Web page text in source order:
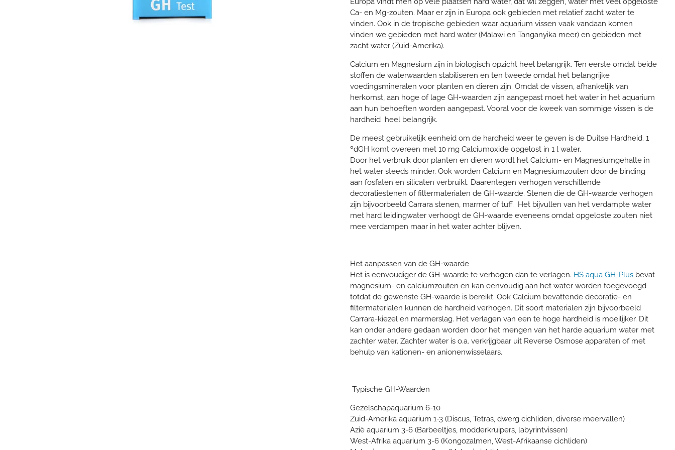
Ca- en Mg-zouten. Maar er zijn in Europa ook gebieden met relatief zacht water te
vinden. Ook in de tropische gebieden waar aquarium vissen vaak vandaan komen
vinden we gebieden met hard water (Malawi en Tanganyika meer) en gebieden met
zacht water (Zuid-Amerika).
Calcium en Magnesium zijn in biologisch opzicht heel belangrijk. Ten eerste omdat beide
stoffen de waterwaarden stabiliseren en ten tweede omdat het belangrijke
voedingsmineralen voor planten en dieren zijn. Omdat de vissen, afhankelijk van
herkomst, aan hoge of lage GH-waarden zijn aangepast moet het water in het aquarium
aan hun behoeften worden aangepast. Vooral voor de kweek van sommige vissen is de
hardheid heel belangrijk.
De meest gebruikelijk eenheid om de hardheid weer te geven is de Duitse Hardheid. 1
ºdGH komt overeen met 10 mg Calciumoxide opgelost in 1 l water.
Door het verbruik door planten en dieren wordt het Calcium- en Magnesiumgehalte in
het water steeds minder. Ook worden Calcium en Magnesiumzouten door de binding
aan fosfaten en silicaten verbruikt. Daarentegen verhogen verschillende
decoratiestenen of filtermaterialen de GH-waarde. Stenen die de GH-waarde verhogen
zijn bijvoorbeeld Carrara stenen, marmer of tuff. Het bijvullen van het verdampte water
met hard leidingwater verhoogt de GH-waarde eveneens omdat opgeloste zouten niet
mee verdampen maar in het water achter blijven.
Het aanpassen van de GH-waarde
Het is eenvoudiger de GH-waarde te verhogen dan te verlagen. HS aqua GH-Plus bevat
magnesium- en calciumzouten en kan eenvoudig aan het water worden toegevoegd
totdat de gewenste GH-waarde is bereikt. Ook Calcium bevattende decoratie- en
filtermaterialen kunnen de hardheid verhogen. Dit soort materialen zijn bijvoorbeeld
Carrara-kiezel en marmerslag. Het verlagen van een te hoge hardheid is moeilijker. Dit
kan onder andere gedaan worden door het mengen van het harde aquarium water met
zachter water. Zachter water is o.a. verkrijgbaar uit Reverse Osmose apparaten of met
behulp van kationen- en anionenwisselaars.
Typische GH-Waarden
Gezelschapaquarium 6-10
Zuid-Amerika aquarium 1-3 (Discus, Tetras, dwerg cichliden, diverse meervallen)
Azië aquarium 3-6 (Barbeeltjes, modderkruipers, labyrintvissen)
West-Afrika aquarium 3-6 (Kongozalmen, West-Afrikaanse cichliden)